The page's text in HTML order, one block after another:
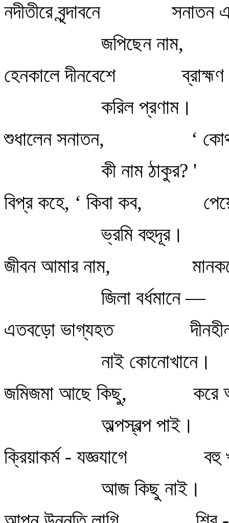
নদীতীরে বৃন্দাবনে
সনাতন
জপিছেন নাম,
হেনকালে দীনবেশে
করিল প্রণাম।
শুধালেন সনাতন,
‘
কী নাম ঠাকুর? '
বিপ্র কহে, ‘ কিবা কব,
ভ্রমি বহুদূর।
জীবন আমার নাম,
জিলা বর্ধমানে —
এতবড়ো ভাগ্যহত
নাই কোনোখানে।
জমিজমা আছে কিছু,
করে
অল্পস্বল্প পাই।
ক্রিয়াকর্ম - যজ্ঞযাগে
বহু
আজ কিছু নাই।